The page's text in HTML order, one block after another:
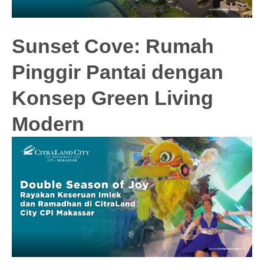
Sunset Cove: Rumah
Pinggir Pantai dengan
Konsep Green Living
Modern